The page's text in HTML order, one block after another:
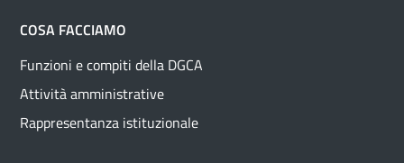
COSA FACCIAMO
Funzioni e compiti della DGCA
Attività amministrative
Rappresentanza istituzionale